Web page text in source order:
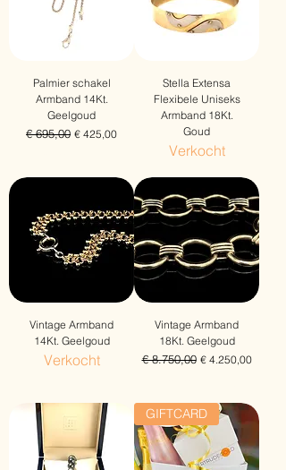
Palmier schakel
Armband 14Kt.
Geelgoud
Normale prijs
€ 695,00 Verkoopprijs
€ 425,00
Stella Extensa
Flexibele Uniseks
Armband 18Kt.
Goud
Verkocht
Vintage Armband
14Kt. Geelgoud
Verkocht
Vintage Armband
18Kt. Geelgoud
Normale prijs
€ 8.750,00 Verkoopprijs
€ 4.250,00
GIFTCARD